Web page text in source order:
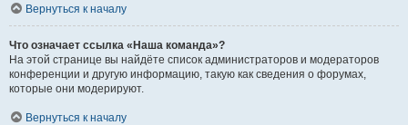
Вернуться к началу
Что означает ссылка «Наша команда»?
На этой странице вы найдёте список администраторов и модераторов
конференции и другую информацию, такую как сведения о форумах,
которые они модерируют.
Вернуться к началу